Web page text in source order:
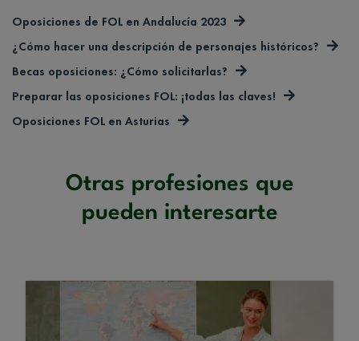
Oposiciones de FOL en Andalucía 2023
¿Cómo hacer una descripción de personajes históricos?
Becas oposiciones: ¿Cómo solicitarlas?
Preparar las oposiciones FOL: ¡todas las claves!
Oposiciones FOL en Asturias
Otras profesiones que
pueden interesarte